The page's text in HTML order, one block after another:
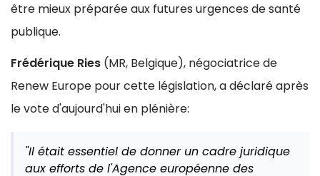
être mieux préparée aux futures urgences de santé
publique.
Frédérique Ries (MR, Belgique), négociatrice de
Renew Europe pour cette législation, a déclaré après
le vote d'aujourd'hui en plénière:
"Il était essentiel de donner un cadre juridique
aux efforts de l'Agence européenne des